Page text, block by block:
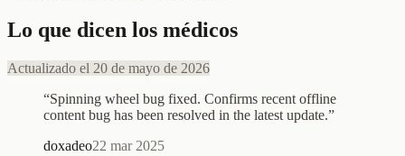
Lo que dicen los médicos
Actualizado el 20 de mayo de 2026
“Spinning wheel bug fixed. Confirms recent offline
content bug has been resolved in the latest update.”
doxadeo22 mar 2025